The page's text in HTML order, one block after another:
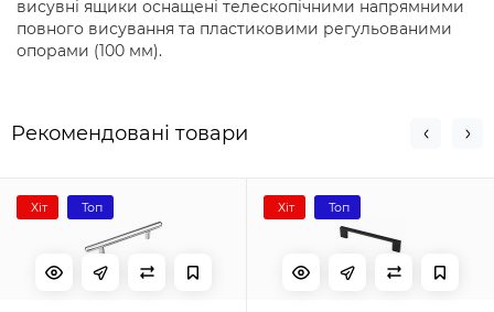
висувні ящики оснащені телескопічними напрямними
повного висування та пластиковими регульованими
опорами (100 мм).
Рекомендовані товари
Хіт Топ Хіт Топ